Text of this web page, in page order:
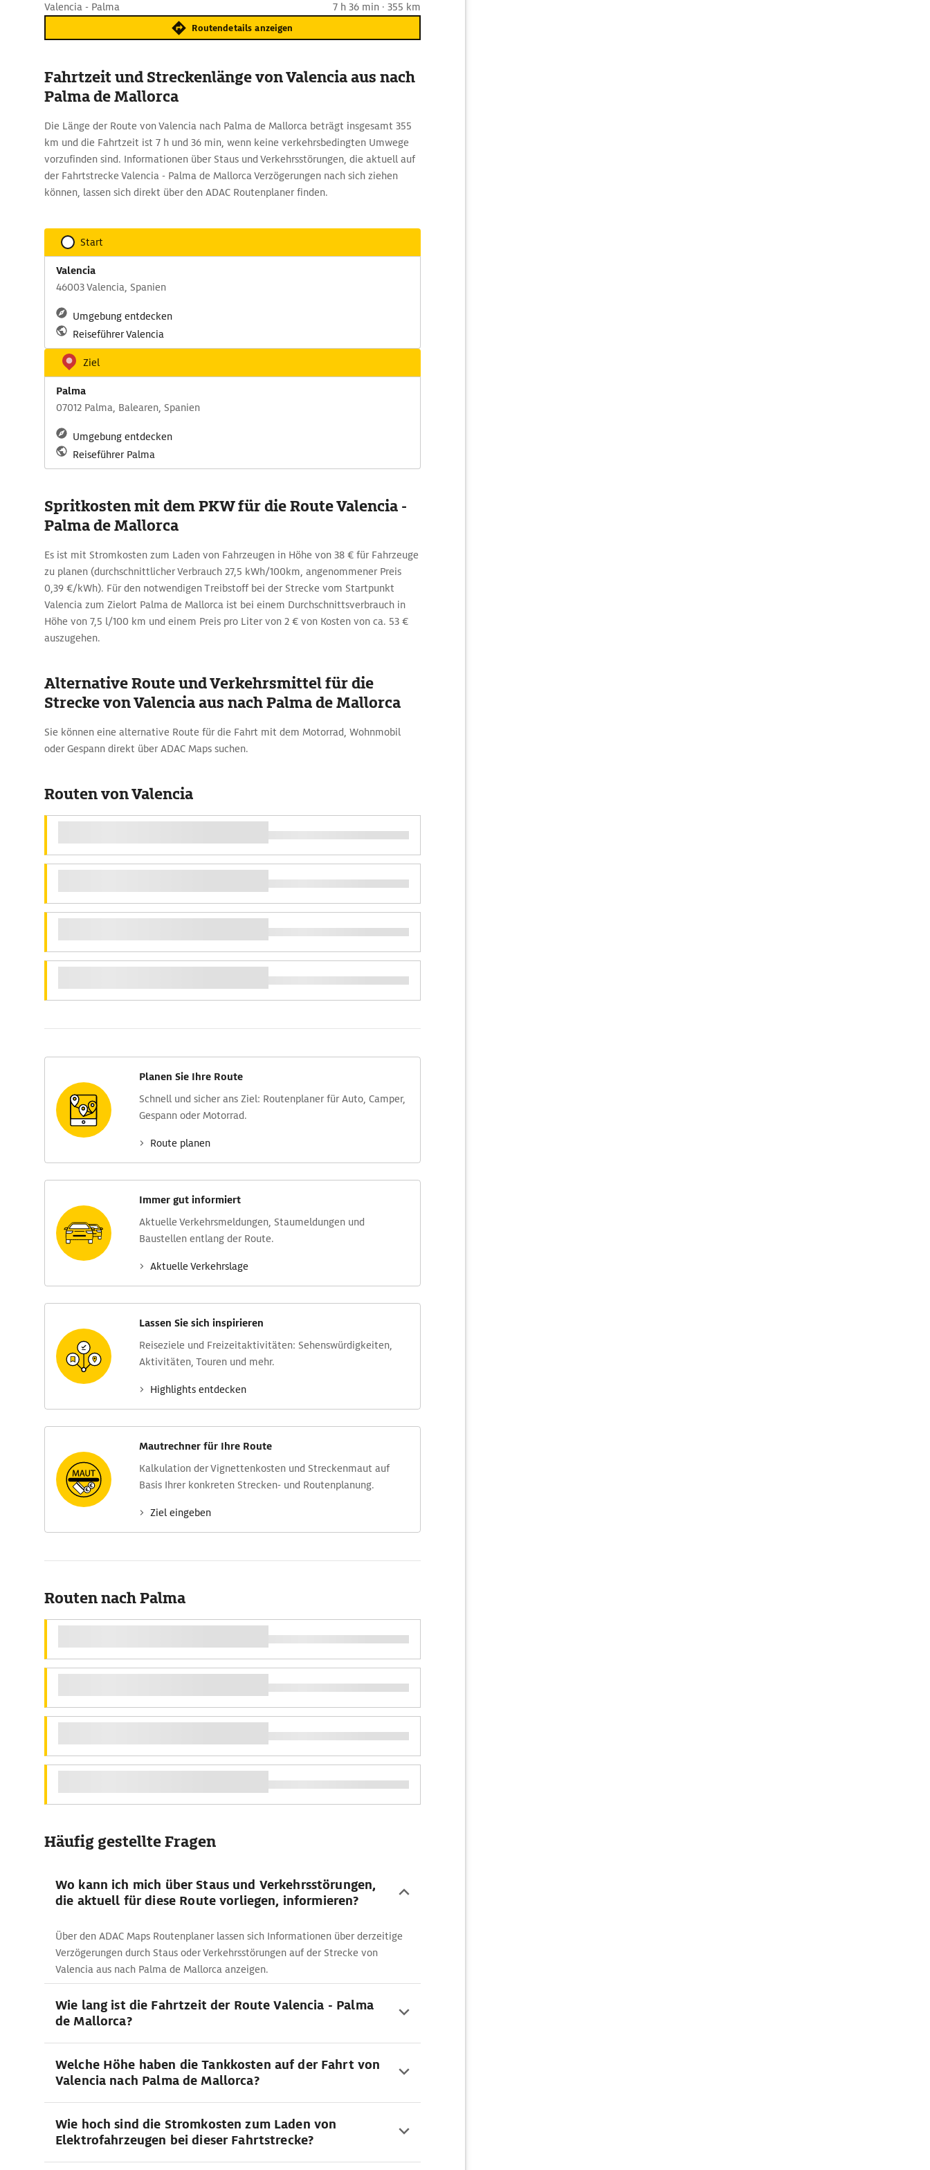
Valencia - Palma 7 h 36 min · 355 km
Routendetails anzeigen
Fahrtzeit und Streckenlänge von Valencia aus nach
Palma de Mallorca
Die Länge der Route von Valencia nach Palma de Mallorca beträgt insgesamt 355
km und die Fahrtzeit ist 7 h und 36 min, wenn keine verkehrsbedingten Umwege
vorzufinden sind. Informationen über Staus und Verkehrsstörungen, die aktuell auf
der Fahrtstrecke Valencia - Palma de Mallorca Verzögerungen nach sich ziehen
können, lassen sich direkt über den ADAC Routenplaner finden.
Start
Valencia
46003 Valencia, Spanien
Umgebung entdecken
Reiseführer Valencia
Ziel
Palma
07012 Palma, Balearen, Spanien
Umgebung entdecken
Reiseführer Palma
Spritkosten mit dem PKW für die Route Valencia -
Palma de Mallorca
Es ist mit Stromkosten zum Laden von Fahrzeugen in Höhe von 38 € für Fahrzeuge
zu planen (durchschnittlicher Verbrauch 27,5 kWh/100km, angenommener Preis
0,39 €/kWh). Für den notwendigen Treibstoff bei der Strecke vom Startpunkt
Valencia zum Zielort Palma de Mallorca ist bei einem Durchschnittsverbrauch in
Höhe von 7,5 l/100 km und einem Preis pro Liter von 2 € von Kosten von ca. 53 €
auszugehen.
Alternative Route und Verkehrsmittel für die
Strecke von Valencia aus nach Palma de Mallorca
Sie können eine alternative Route für die Fahrt mit dem Motorrad, Wohnmobil
oder Gespann direkt über ADAC Maps suchen.
Routen von Valencia
Planen Sie Ihre Route
Schnell und sicher ans Ziel: Routen­planer für Auto, Camper,
Gespann oder Motorrad.
Route planen
Immer gut informiert
Aktuelle Verkehrs­meldungen, Stau­meldungen und
Baustellen entlang der Route.
Aktuelle Verkehrs­lage
Lassen Sie sich inspirieren
Reise­ziele und Freizeit­aktivitäten: Sehens­würdig­keiten,
Aktivitäten, Touren und mehr.
Highlights entdecken
Mautrechner für Ihre Route
Kalkulation der Vignettenkosten und Streckenmaut auf
Basis Ihrer konkreten Strecken- und Routenplanung.
Ziel eingeben
Routen nach Palma
Häufig gestellte Fragen
Wo kann ich mich über Staus und Verkehrsstörungen,
die aktuell für diese Route vorliegen, informieren?
Über den ADAC Maps Routenplaner lassen sich Informationen über derzeitige
Verzögerungen durch Staus oder Verkehrsstörungen auf der Strecke von
Valencia aus nach Palma de Mallorca anzeigen.
Wie lang ist die Fahrtzeit der Route Valencia - Palma
de Mallorca?
Welche Höhe haben die Tankkosten auf der Fahrt von
Valencia nach Palma de Mallorca?
Wie hoch sind die Stromkosten zum Laden von
Elektrofahrzeugen bei dieser Fahrtstrecke?